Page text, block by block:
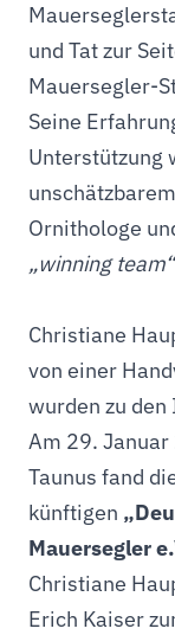
und Tat zur
Mauersegler-
Seine
Unterstützung
Ornithologe
„winning team“
Christiane
von einer
wurden zu
Am 29.
Taunus fand
künftigen
Mauersegler
Christiane
Erich Kaiser